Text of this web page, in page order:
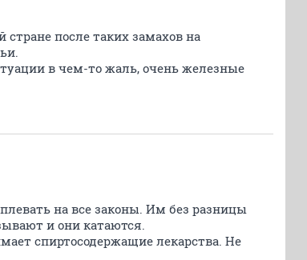
после таких замахов на
в чем-то жаль, очень железные
на все законы. Им без разницы
и они катаются.
спиртосодержащие лекарства. Не